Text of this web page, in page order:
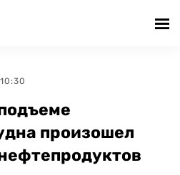
произошел